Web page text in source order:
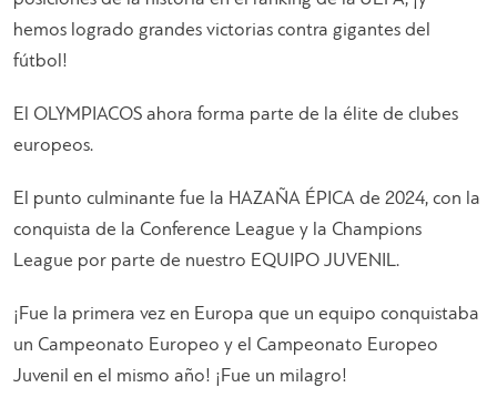
hemos logrado grandes victorias contra gigantes del
fútbol!
El OLYMPIACOS ahora forma parte de la élite de clubes
europeos.
El punto culminante fue la HAZAÑA ÉPICA de 2024, con la
conquista de la Conference League y la Champions
League por parte de nuestro EQUIPO JUVENIL.
¡Fue la primera vez en Europa que un equipo conquistaba
un Campeonato Europeo y el Campeonato Europeo
Juvenil en el mismo año! ¡Fue un milagro!